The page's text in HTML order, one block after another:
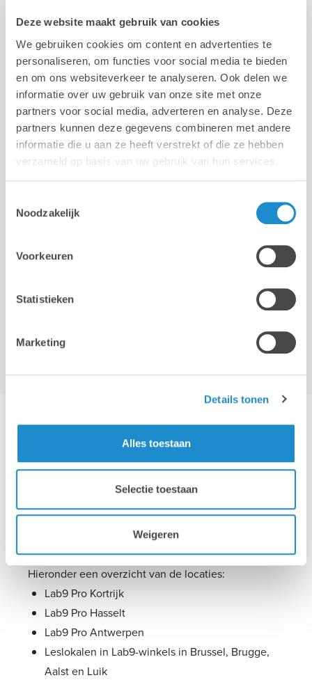
Deze website maakt gebruik van cookies
We gebruiken cookies om content en advertenties te
personaliseren, om functies voor social media te bieden
en om ons websiteverkeer te analyseren. Ook delen we
informatie over uw gebruik van onze site met onze
partners voor social media, adverteren en analyse. Deze
partners kunnen deze gegevens combineren met andere
informatie die u aan ze heeft verstrekt of die ze hebben
verzameld op basis van uw gebruik van hun services.
Noodzakelijk
Voorkeuren
Statistieken
Marketing
Details tonen
Alles toestaan
Selectie toestaan
Weigeren
diensten/opleidingen die de kwaliteit van je onderneming
verbeteren.
Een kleine onderneming kan tot 30% steun genieten
en een middelgrote onderneming tot 20% steun.
Sinds 1 januari 2020 bedraagt het maximale
steunplafond per jaar 7.500 euro steun.
De kmo-portefeuille wil toegankelijk zijn voor zoveel
om je aan te melden en subsidieverzoeken in te
Onsregistratienummer: DV.O105734
Vraag je subsidie aan >
Onze opleidingslocaties
Lab9 Academy heeft verschillende
opleidingslocaties verspreid over heel België. Al
onze leslokalen zijn uitgerust met iMacs en de
laatste nieuwe versie van Adobe Creative Cloud.
Hieronder een overzicht van de locaties:
Lab9 Pro Kortrijk
Lab9 Pro Hasselt
Lab9 Pro Antwerpen
Leslokalen in Lab9-winkels in Brussel, Brugge,
Aalst en Luik